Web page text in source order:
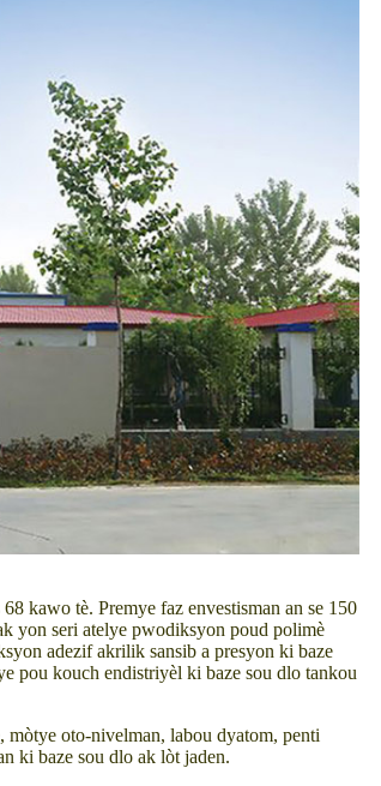
kawo tè. Premye faz envestisman an se 150
yon seri atelye pwodiksyon poud polimè
adezif akrilik sansib a presyon ki baze
pou kouch endistriyèl ki baze sou dlo tankou
oto-nivelman, labou dyatom, penti
ki baze sou dlo ak lòt jaden.